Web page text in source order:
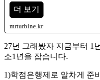
더 보기
mrturbine.kr
27년 그래봤자 지금부터 1
소1년을 잡습니다.
1)학점은행제로 알차게 준